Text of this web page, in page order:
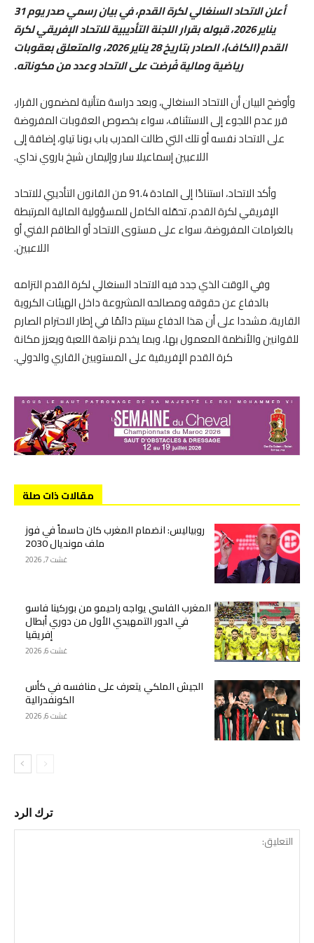
أعلن الاتحاد السنغالي لكرة القدم، في بيان رسمي صدر يوم 31
يناير 2026، قبوله بقرار اللجنة التأديبية للاتحاد الإفريقي لكرة
القدم (الكاف)، الصادر بتاريخ 28 يناير 2026، والمتعلق بعقوبات
رياضية ومالية فُرضت على الاتحاد وعدد من مكوناته.
وأوضح البيان أن الاتحاد السنغالي، وبعد دراسة متأنية لمضمون القرار،
قرر عدم اللجوء إلى الاستئناف، سواء بخصوص العقوبات المفروضة
على الاتحاد نفسه أو تلك التي طالت المدرب باب بونا تياو، إضافة إلى
اللاعبين إسماعيلا سار وإليمان شيخ باروي نداي.
وأكد الاتحاد، استنادًا إلى المادة 91.4 من القانون التأديبي للاتحاد
الإفريقي لكرة القدم، تحمّله الكامل للمسؤولية المالية المرتبطة
بالغرامات المفروضة، سواء على مستوى الاتحاد أو الطاقم الفني أو
اللاعبين.
وفي الوقت الذي جدد فيه الاتحاد السنغالي لكرة القدم التزامه
بالدفاع عن حقوقه ومصالحه المشروعة داخل الهيئات الكروية
القارية، مشددا على أن هذا الدفاع سيتم دائمًا في إطار الاحترام الصارم
للقوانين والأنظمة المعمول بها، وبما يخدم نزاهة اللعبة ويعزز مكانة
كرة القدم الإفريقية على المستويين القاري والدولي.
مقالات ذات صلة
روبياليس: انضمام المغرب كان حاسماً في فوز
ملف مونديال 2030
غشت 7, 2026
المغرب الفاسي يواجه راحيمو من بوركينا فاسو
في الدور التمهيدي الأول من دوري أبطال
إفريقيا
غشت 6, 2026
الجيش الملكي يتعرف على منافسه في كأس
الكونفدرالية
غشت 6, 2026
ترك الرد